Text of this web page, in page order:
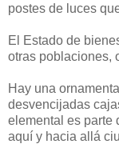
postes de luces
El Estado de
otras poblaciones,
Hay una
desvencijadas
elemental es parte
aquí y hacia allá